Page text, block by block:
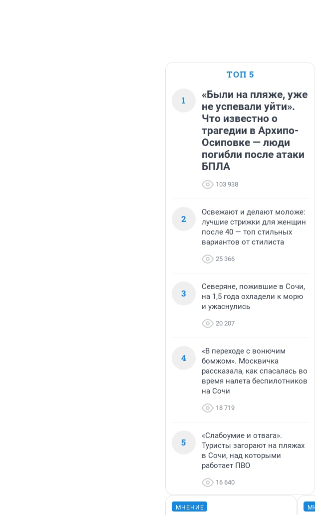
ТОП 5
1
«Были на пляже, уже
не успевали уйти».
Что известно о
трагедии в Архипо-
Осиповке — люди
погибли после атаки
БПЛА
103 938
2
Освежают и делают моложе:
лучшие стрижки для женщин
после 40 — топ стильных
вариантов от стилиста
25 366
3
Северяне, пожившие в Сочи,
на 1,5 года охладели к морю
и ужаснулись
20 207
4
«В переходе с вонючим
бомжом». Москвичка
рассказала, как спасалась во
время налета беспилотников
на Сочи
18 719
5
«Слабоумие и отвага».
Туристы загорают на пляжах
в Сочи, над которыми
работает ПВО
16 640
МНЕНИЕ